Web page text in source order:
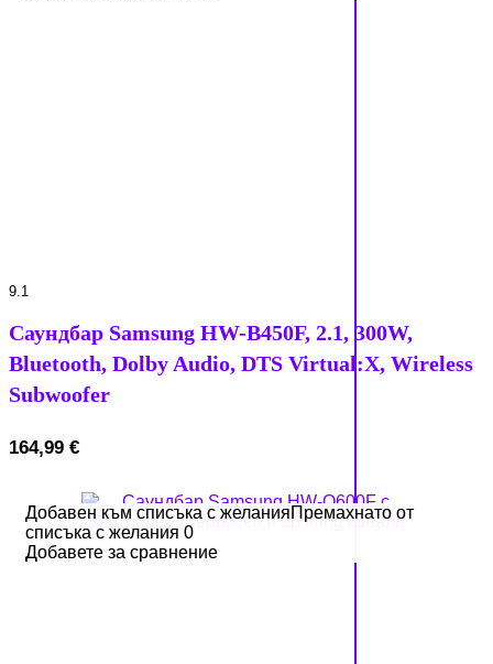
9.1
Саундбар Samsung HW-B450F, 2.1, 300W,
Bluetooth, Dolby Audio, DTS Virtual:X, Wireless
Subwoofer
164,99 €
Добавен към списъка с желанияПремахнато от
списъка с желания 0
Добавете за сравнение
Добавен към списъка с желанияПремахнато от
списъка с желания 0
Добавете за сравнение